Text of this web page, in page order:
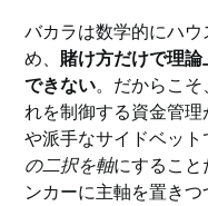
バカラは数学的にハ
め、 賭け方だけで理
できない。だからこ
れを制御する資金管
や派手なサイドベッ
の二択を軸にするこ
ンカーに主軸を置き